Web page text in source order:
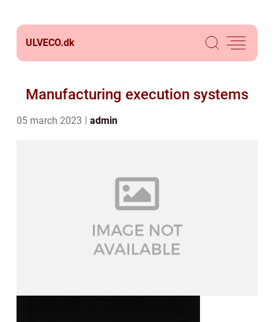
ULVECO.dk
Manufacturing execution systems
05 march 2023 admin